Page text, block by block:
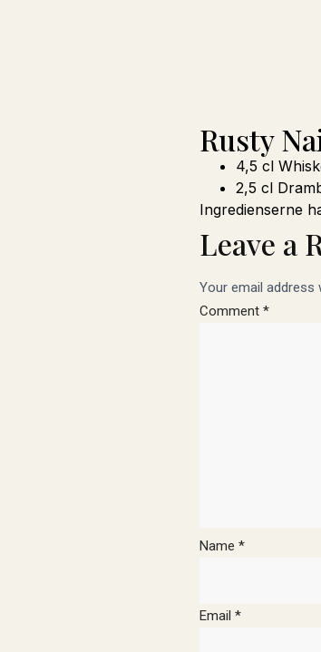
Rusty
4,5 cl
2,5 cl
Ingredienserne
Leave a
Your email address
Comment*
Name*
Email*